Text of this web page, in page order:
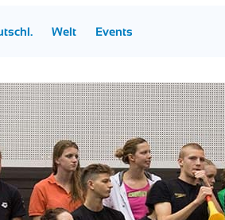
Welt Events